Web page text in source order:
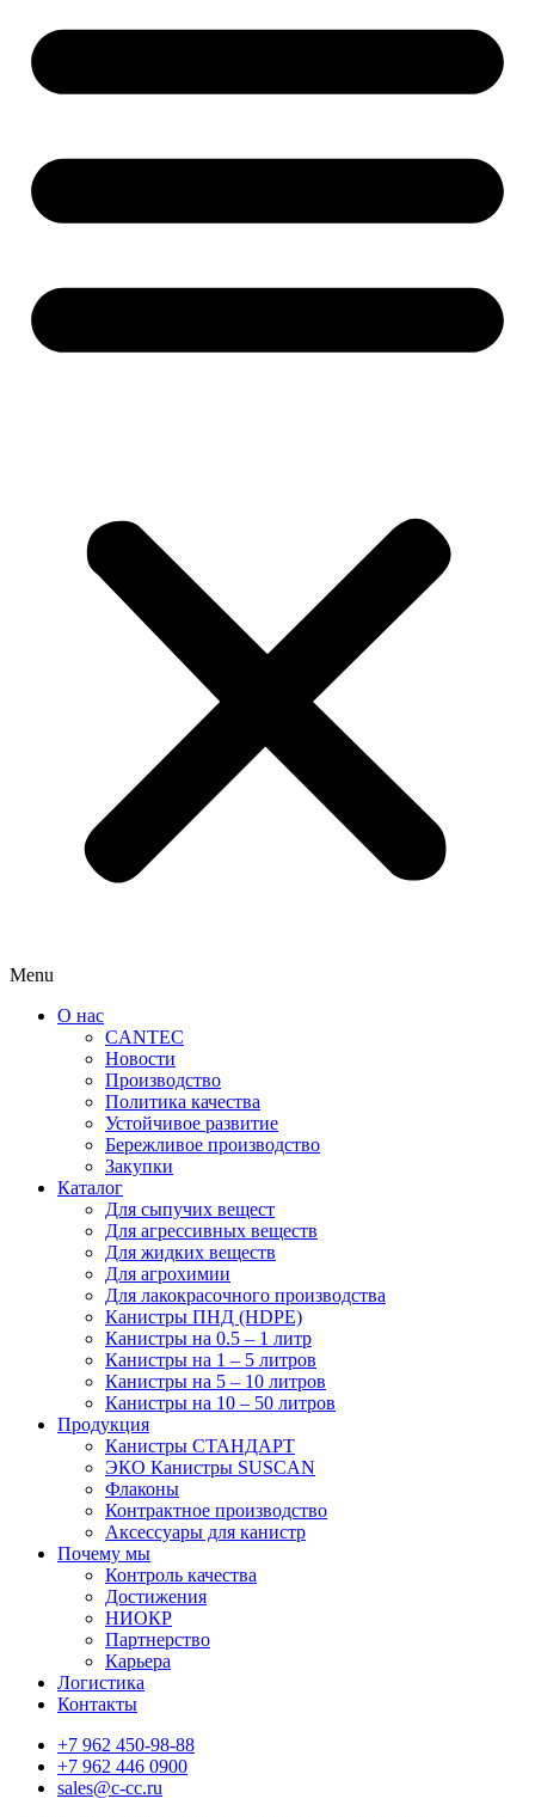
Menu
О нас
CANTEC
Новости
Производство
Политика качества
Устойчивое развитие
Бережливое производство
Закупки
Каталог
Для сыпучих вещест
Для агрессивных веществ
Для жидких веществ
Для агрохимии
Для лакокрасочного производства
Канистры ПНД (HDPE)
Канистры на 0.5 – 1 литр
Канистры на 1 – 5 литров
Канистры на 5 – 10 литров
Канистры на 10 – 50 литров
Продукция
Канистры СТАНДАРТ
ЭКО Канистры SUSCAN
Флаконы
Контрактное производство
Аксессуары для канистр
Почему мы
Контроль качества
Достижения
НИОКР
Партнерство
Карьера
Логистика
Контакты
+7 962 450-98-88
+7 962 446 0900
sales@c-cc.ru